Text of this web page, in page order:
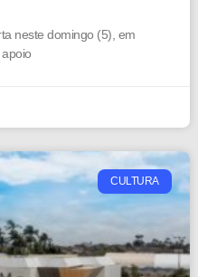
neste domingo (5), em
CULTURA